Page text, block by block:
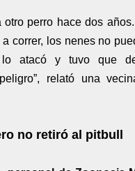
otro perro hace dos
correr, los nenes no
atacó y tuvo que
relató una
no retiró al pitbull